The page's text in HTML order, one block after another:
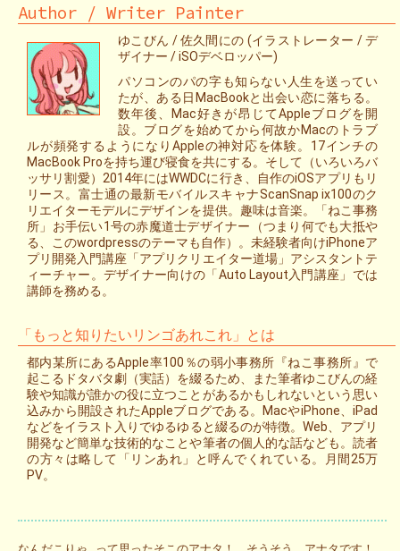
Author / Writer Painter
ゆこびん / 佐久間にの (イラストレーター / デ
ザイナー / iSOデベロッパー)
パソコンのパの字も知らない人生を送ってい
たが、ある日MacBookと出会い恋に落ちる。
数年後、Mac好きが昂じてAppleブログを開
設。ブログを始めてから何故かMacのトラブ
ルが頻発するようになりAppleの神対応を体験。17インチの
MacBook Proを持ち運び寝食を共にする。そして（いろいろバ
ッサリ割愛）2014年にはWWDCに行き、自作のiOSアプリもリ
リース。富士通の最新モバイルスキャナScanSnap ix100のク
リエイターモデルにデザインを提供。趣味は音楽。「ねこ事務
所」お手伝い1号の赤魔道士デザイナー（つまり何でも大抵や
る、このwordpressのテーマも自作）。未経験者向けiPhoneア
プリ開発入門講座「アプリクリエイター道場」アシスタントテ
ィーチャー。デザイナー向けの「Auto Layout入門講座」では
講師を務める。
「もっと知りたいリンゴあれこれ」とは
都内某所にあるApple率100％の弱小事務所『ねこ事務所』で
起こるドタバタ劇（実話）を綴るため、また筆者ゆこびんの経
験や知識が誰かの役に立つことがあるかもしれないという思い
込みから開設されたAppleブログである。MacやiPhone、iPad
などをイラスト入りでゆるゆると綴るのが特徴。Web、アプリ
開発など簡単な技術的なことや筆者の個人的な話なども。読者
の方々は略して「リンあれ」と呼んでくれている。月間25万
PV。